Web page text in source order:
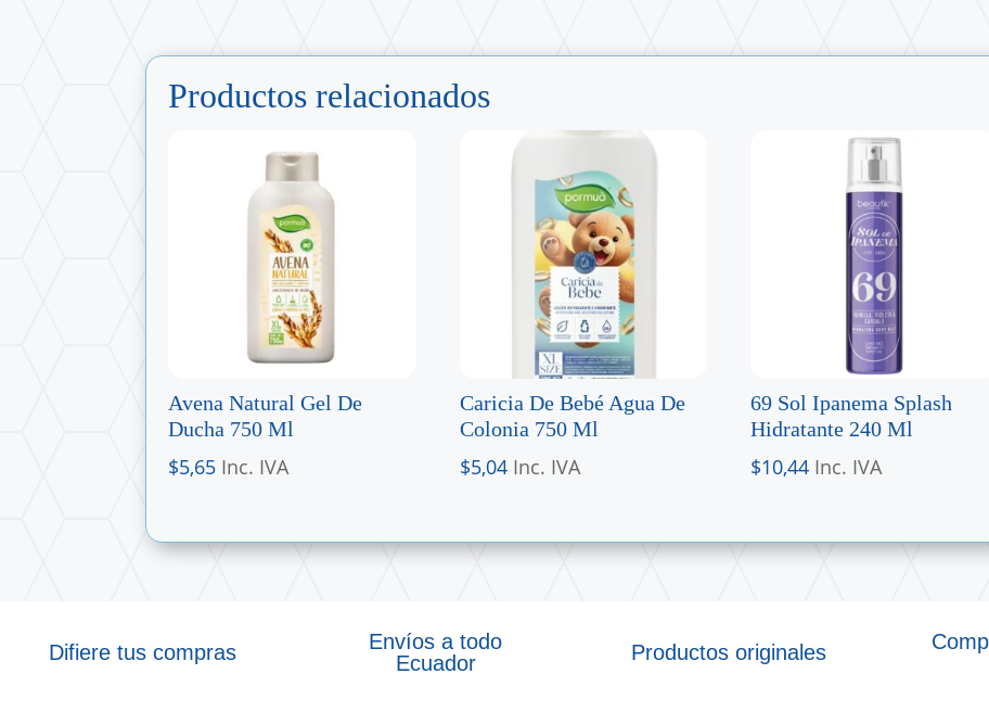
Productos relacionados
Avena Natural Gel De
Ducha 750 Ml
$5,65 Inc. IVA
Caricia De Bebé Agua De
Colonia 750 Ml
$5,04 Inc. IVA
69 Sol Ipanema Splash
Hidratante 240 Ml
$10,44 Inc. IVA
Difiere tus compras
Envíos a todo
Ecuador
Productos originales